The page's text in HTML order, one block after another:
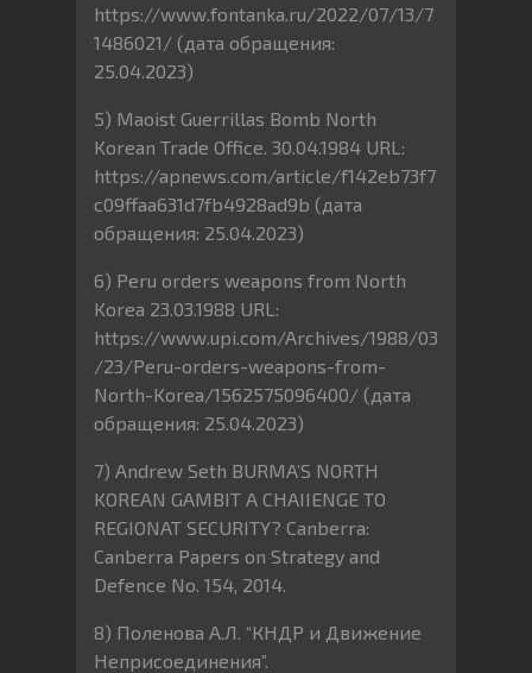
https://www.fontanka.ru/2022/07/13/7
1486021/ (дата обращения:
25.04.2023)
5) Maoist Guerrillas Bomb North
Korean Trade Office. 30.04.1984 URL:
https://apnews.com/article/f142eb73f7
c09ffaa631d7fb4928ad9b (дата
обращения: 25.04.2023)
6) Peru orders weapons from North
Korea 23.03.1988 URL:
https://www.upi.com/Archives/1988/03
/23/Peru-orders-weapons-from-
North-Korea/1562575096400/ (дата
обращения: 25.04.2023)
7) Andrew Seth BURMA’S NORTH
KOREAN GAMBIT A CHAIIENGE TO
REGIONAT SECURITY? Canberra:
Canberra Papers on Strategy and
Defence No. 154, 2014.
8) Поленова А.Л. “КНДР и Движение
Неприсоединения”.